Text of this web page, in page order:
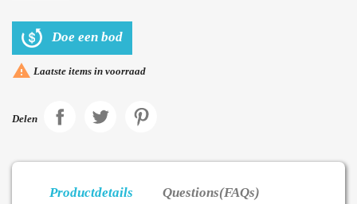
Doe een bod
 Laatste items in voorraad
Delen
Productdetails Questions(FAQs)